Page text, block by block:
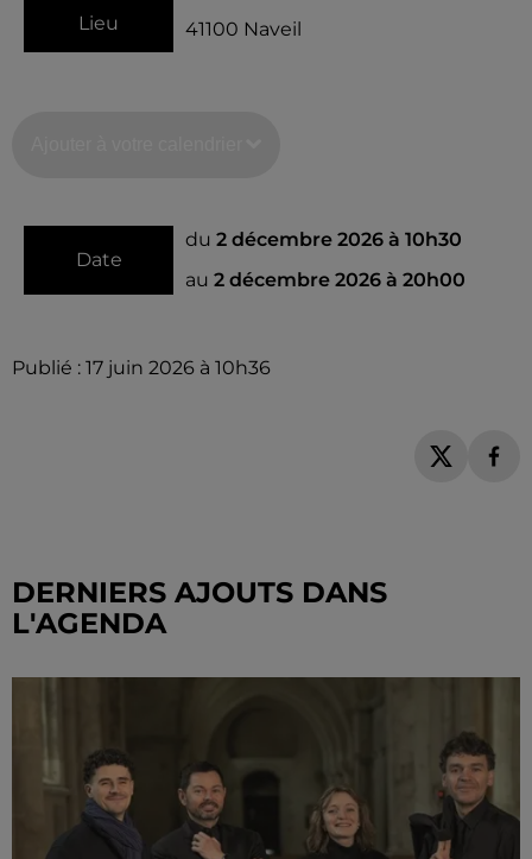
Lieu 41100 Naveil
Date
du 2 décembre 2026 à 10h30
au 2 décembre 2026 à 20h00
Publié : 17 juin 2026 à 10h36
DERNIERS AJOUTS DANS
L'AGENDA